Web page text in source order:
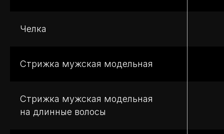
Челка
Стрижка мужская модельная
Стрижка мужская модельная
на длинные волосы